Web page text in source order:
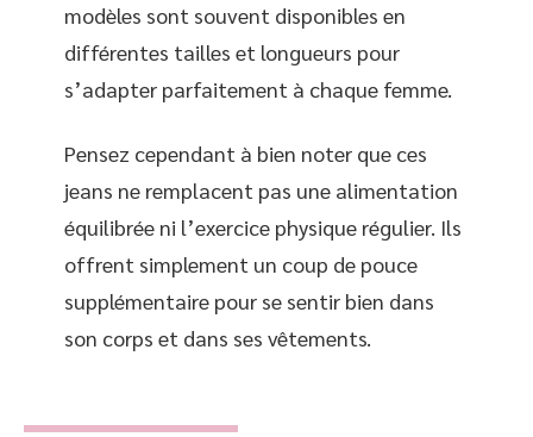
modèles sont souvent disponibles en
différentes tailles et longueurs pour
s’adapter parfaitement à chaque femme.
Pensez cependant à bien noter que ces
jeans ne remplacent pas une alimentation
équilibrée ni l’exercice physique régulier. Ils
offrent simplement un coup de pouce
supplémentaire pour se sentir bien dans
son corps et dans ses vêtements.